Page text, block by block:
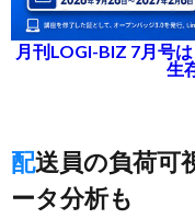
月刊LOGI-BIZ 7月号
生
配送員の負荷可視化、件数や住所などのデ
ータ分析も